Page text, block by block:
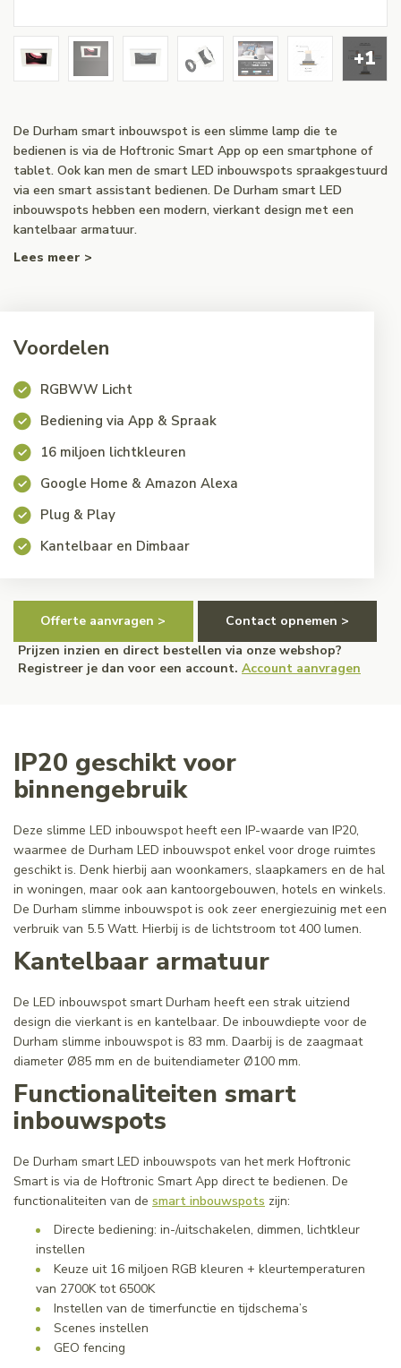
+1
De Durham smart inbouwspot is een slimme lamp die te
bedienen is via de Hoftronic Smart App op een smartphone of
tablet. Ook kan men de smart LED inbouwspots spraakgestuurd
via een smart assistant bedienen. De Durham smart LED
inbouwspots hebben een modern, vierkant design met een
kantelbaar armatuur.
Lees meer >
Voordelen
RGBWW Licht
Bediening via App & Spraak
16 miljoen lichtkleuren
Google Home & Amazon Alexa
Plug & Play
Kantelbaar en Dimbaar
Offerte aanvragen >
Contact opnemen >
Prijzen inzien en direct bestellen via onze webshop?
Registreer je dan voor een account. Account aanvragen
IP20 geschikt voor
binnengebruik
Deze slimme LED inbouwspot heeft een IP-waarde van IP20,
waarmee de Durham LED inbouwspot enkel voor droge ruimtes
geschikt is. Denk hierbij aan woonkamers, slaapkamers en de hal
in woningen, maar ook aan kantoorgebouwen, hotels en winkels.
De Durham slimme inbouwspot is ook zeer energiezuinig met een
verbruik van 5.5 Watt. Hierbij is de lichtstroom tot 400 lumen.
Kantelbaar armatuur
De LED inbouwspot smart Durham heeft een strak uitziend
design die vierkant is en kantelbaar. De inbouwdiepte voor de
Durham slimme inbouwspot is 83 mm. Daarbij is de zaagmaat
diameter Ø85 mm en de buitendiameter Ø100 mm.
Functionaliteiten smart
inbouwspots
De Durham smart LED inbouwspots van het merk Hoftronic
Smart is via de Hoftronic Smart App direct te bedienen. De
functionaliteiten van de smart inbouwspots zijn:
Directe bediening: in-/uitschakelen, dimmen, lichtkleur
instellen
Keuze uit 16 miljoen RGB kleuren + kleurtemperaturen
van 2700K tot 6500K
Instellen van de timerfunctie en tijdschema’s
Scenes instellen
GEO fencing